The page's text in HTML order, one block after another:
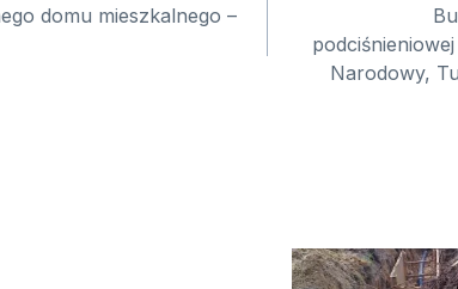
domu mieszkalnego –
Narodowy,